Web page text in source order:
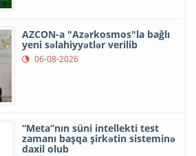
AZCON-a "Azərkosmos"la bağlı
yeni səlahiyyətlər verilib
06-08-2026
“Meta”nın süni intellekti test
zamanı başqa şirkətin sisteminə
daxil olub